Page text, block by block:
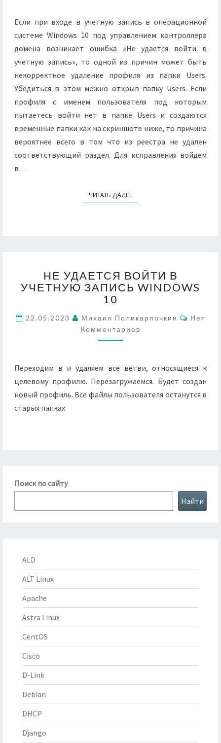
Если при входе в учетную запись в операционной
системе Windows 10 под управлением контроллера
домена возникает ошибка «Не удается войти в
учетную запись», то одной из причин может быть
некорректное удаление профиля из папки Users.
Убедиться в этом можно открыв папку Users. Если
профиля с именем пользователя под которым
пытаетесь войти нет в папке Users и создаются
временные папки как на скриншоте ниже, то причина
вероятнее всего в том что из реестра не удален
соответствующий раздел. Для исправления войдем
в…
ЧИТАТЬ ДАЛЕЕЧИТАТЬ ДАЛЕЕ
УДАЕТСЯ
ВОЙТИ
В
ЗАПИСЬ
WINDOWS
10
НЕ УДАЕТСЯ ВОЙТИ В
УЧЕТНУЮ ЗАПИСЬ WINDOWS
10
22.05.2023 Михаил Поликарпочкин
Нет
Комментариев
Переходим в и удаляем все ветви, относящиеся к
целевому профилю. Перезагружаемся. Будет создан
новый профиль. Все файлы пользователя останутся в
старых папках
Поиск по сайту
Найти
ALD
ALT Linux
Apache
Astra Linux
CentOS
Cisco
D-Link
Debian
DHCP
Django